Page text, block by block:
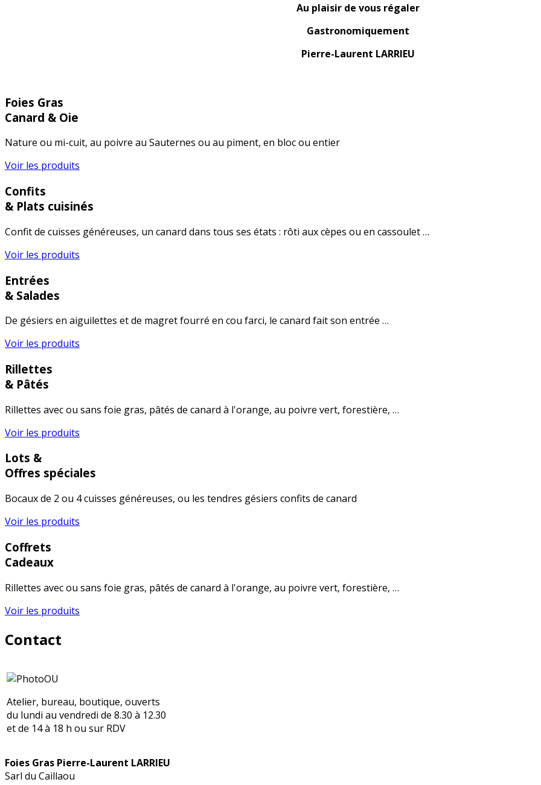
Au plaisir de vous régaler
Gastronomiquement
Pierre-Laurent LARRIEU
Foies Gras
Canard & Oie
Nature ou mi-cuit, au poivre au Sauternes ou au piment, en bloc ou entier
Voir les produits
Confits
& Plats cuisinés
Confit de cuisses généreuses, un canard dans tous ses états : rôti aux cèpes ou en cassoulet …
Voir les produits
Entrées
& Salades
De gésiers en aiguilettes et de magret fourré en cou farci, le canard fait son entrée …
Voir les produits
Rillettes
& Pâtés
Rillettes avec ou sans foie gras, pâtés de canard à l'orange, au poivre vert, forestière, …
Voir les produits
Lots &
Offres spéciales
Bocaux de 2 ou 4 cuisses généreuses, ou les tendres gésiers confits de canard
Voir les produits
Coffrets
Cadeaux
Rillettes avec ou sans foie gras, pâtés de canard à l'orange, au poivre vert, forestière, …
Voir les produits
Contact
Atelier, bureau, boutique, ouverts
du lundi au vendredi de 8.30 à 12.30
et de 14 à 18 h ou sur RDV
Foies Gras Pierre-Laurent LARRIEU
Sarl du Caillaou